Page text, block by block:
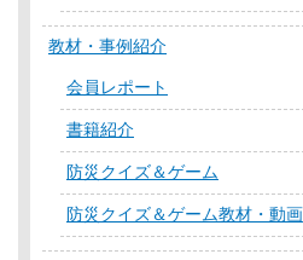
教材・事例紹介
会員レポート
書籍紹介
防災クイズ＆ゲーム
防災クイズ＆ゲーム教材・動画